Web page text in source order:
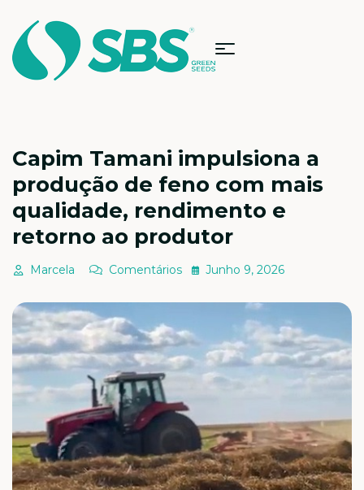
Capim Tamani impulsiona a
produção de feno com mais
qualidade, rendimento e
retorno ao produtor
Junho 9, 2026
Marcela Comentários